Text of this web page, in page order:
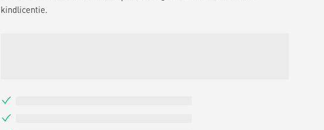
kindlicentie.